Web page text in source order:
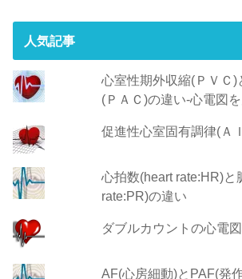
人気記事
心室性期外収縮(ＰＶＣ)
(ＰＡＣ)の違い-心電図
促進性心室固有調律(Ａ
心拍数(heart rate:HR)と
rate:PR)の違い
ダブルカウントの心電
AF(心房細動)とPAF(発